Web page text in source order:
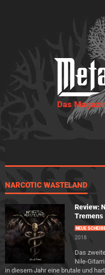
NARCOTIC WASTELAND
Review:
Tremens
NEUE
2018
Das
Nile-
in diesem Jahr eine brutale und